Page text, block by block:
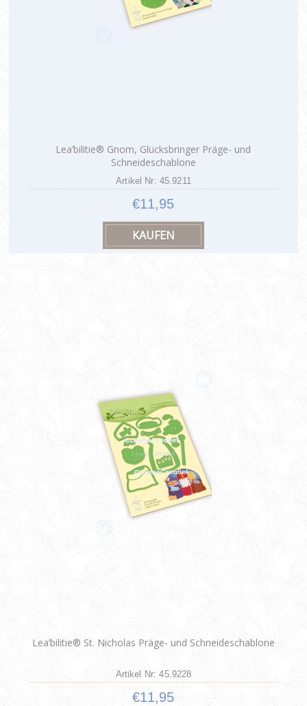
Lea’bilitie® Gnom, Glücksbringer Präge- und
Schneideschablone
Artikel Nr: 45.9211
€11,95
Lea’bilitie® St. Nicholas Präge- und Schneideschablone
Artikel Nr: 45.9228
€11,95